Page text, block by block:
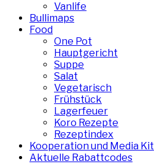
Vanlife
Bullimaps
Food
One Pot
Hauptgericht
Suppe
Salat
Vegetarisch
Frühstück
Lagerfeuer
Koro Rezepte
Rezeptindex
Kooperation und Media Kit
Aktuelle Rabattcodes